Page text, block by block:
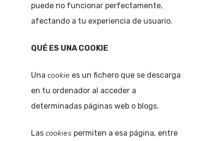
puede no funcionar perfectamente,
afectando a tu experiencia de usuario.
QUÉ ES UNA COOKIE
Una cookie es un fichero que se descarga
en tu ordenador al acceder a
determinadas páginas web o blogs.
Las cookies permiten a esa página, entre